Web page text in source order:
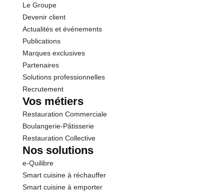
Le Groupe
Devenir client
Actualités et événements
Publications
Marques exclusives
Partenaires
Solutions professionnelles
Recrutement
Vos métiers
Restauration Commerciale
Boulangerie-Pâtisserie
Restauration Collective
Nos solutions
e-Quilibre
Smart cuisine à réchauffer
Smart cuisine à emporter